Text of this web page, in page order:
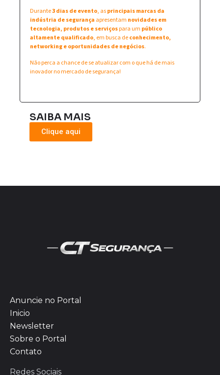
Durante3 dias de evento, asprincipais marcas da
indústria de segurança apresentam novidades em
tecnologia, produtos e serviçospara um público
altamente qualificado, em busca deconhecimento,
networking e oportunidades de negócios.
Não perca a chance de se atualizar com o que há de mais
inovador no mercado de segurança!
SAIBA MAIS
Clique aqui
Anuncie no Portal
Inicio
Newsletter
Sobre o Portal
Contato
Redes Sociais